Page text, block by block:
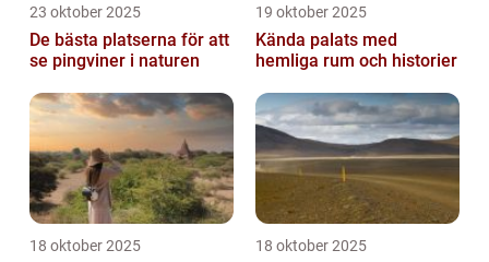
23 oktober 2025
De bästa platserna för att
se pingviner i naturen
19 oktober 2025
Kända palats med
hemliga rum och historier
18 oktober 2025 18 oktober 2025